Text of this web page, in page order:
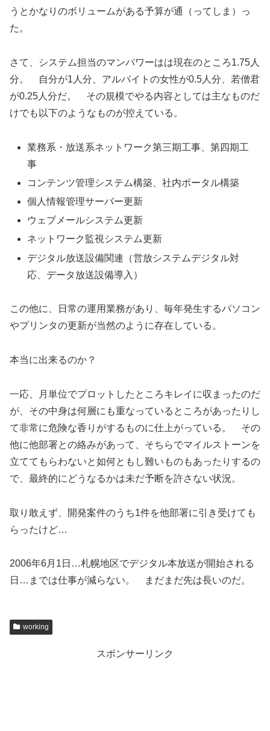
うとかなりのボリュームがある予算が通（ってしま）っ
た。
さて、システム担当のマンパワーはは現在のところ1.75人
分。 自分が1人分、アルバイトの女性が0.5人分、若僧君
が0.25人分だ。 その規模でやる内容としては主なものだ
けでも以下のようなものが控えている。
業務系・放送系ネットワーク第三期工事、第四期工
事
コンテンツ管理システム構築、社内ポータル構築
個人情報管理サーバー更新
ウェブメールシステム更新
ネットワーク監視システム更新
デジタル放送設備関連（営放システムデジタル対
応、データ放送設備導入）
この他に、日常の運用業務があり、毎年発生するパソコン
やプリンタの更新が当然のように存在している。
本当に出来るのか？
一応、月単位でプロットしたところキレイに収まったのだ
が、その中身は何層にも重なっているところがあったりし
て非常に危険な香りがするものに仕上がっている。 その
他に他部署との絡みがあって、そちらでマイルストーンを
立ててもらわないと如何ともし難いものもあったりするの
で、最終的にどうなるかは未だ予断を許さない状況。
取り敢えず、開発案件のうち1件を他部署に引き受けても
らったけど…
2006年6月1日…札幌地区でデジタル本放送が開始される
日…までは仕事が減らない。 まだまだ先は長いのだ。
working
スポンサーリンク